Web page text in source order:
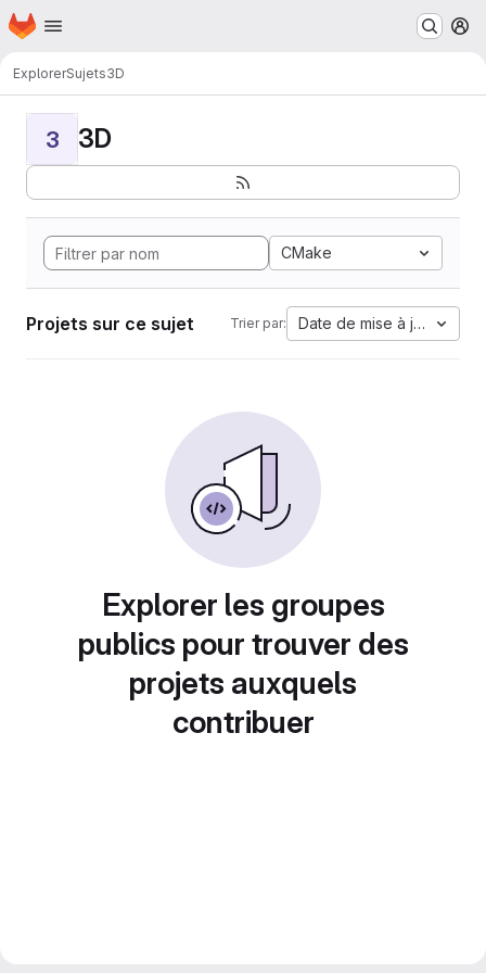
Passer au contenu principal
Page d'accueil
ExplorerSujets3D
3 3D
CMake
Projets sur ce sujet Trier par: Date de mise à jour
Explorer les groupes
publics pour trouver des
projets auxquels
contribuer